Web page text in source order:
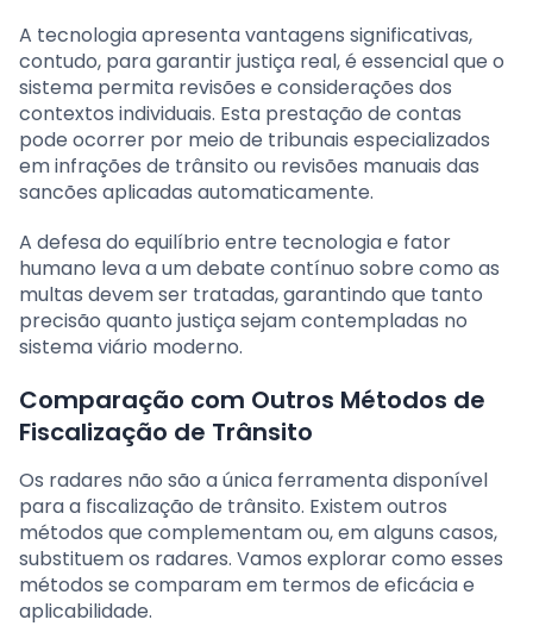
A tecnologia apresenta vantagens significativas,
contudo, para garantir justiça real, é essencial que o
sistema permita revisões e considerações dos
contextos individuais. Esta prestação de contas
pode ocorrer por meio de tribunais especializados
em infrações de trânsito ou revisões manuais das
sancões aplicadas automaticamente.
A defesa do equilíbrio entre tecnologia e fator
humano leva a um debate contínuo sobre como as
multas devem ser tratadas, garantindo que tanto
precisão quanto justiça sejam contempladas no
sistema viário moderno.
Comparação com Outros Métodos de
Fiscalização de Trânsito
Os radares não são a única ferramenta disponível
para a fiscalização de trânsito. Existem outros
métodos que complementam ou, em alguns casos,
substituem os radares. Vamos explorar como esses
métodos se comparam em termos de eficácia e
aplicabilidade.